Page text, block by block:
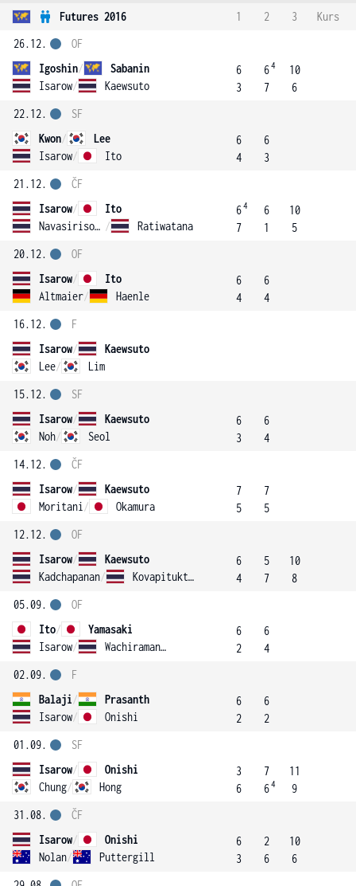
Futures 2016 1 2 3
Kurs
26.12.
Igoshin/
Sabanin
Isarow/ Kaewsuto
OF
6
3
64
7
10
6
22.12.
Kwon/
Lee
Isarow/ Ito
SF
6
4
6
3
21.12.
Isarow/
Ito
Navasirisomboon / Ratiwatana
ČF
64
7
6
1
10
5
20.12.
Isarow/
Ito
Altmaier/ Haenle
OF
6
4
6
4
16.12.
Isarow/
Kaewsuto
Lee/ Lim
F
15.12.
Isarow/
Kaewsuto
Noh/ Seol
SF
6
3
6
4
14.12.
Isarow/
Kaewsuto
Moritani / Okamura
ČF
7
5
7
5
12.12.
Isarow/
Kaewsuto
Kadchapanan/ Kovapitukted
OF
6
4
5
7
10
8
05.09.
Ito/
Yamasaki
Isarow/ Wachiramanowong
OF
6
2
6
4
02.09.
Balaji/
Prasanth
Isarow/ Onishi
F
6
2
6
2
01.09.
Isarow/
Onishi
Chung/ Hong
SF
3
6
7
64
11
9
31.08.
Isarow/
Onishi
Nolan/ Puttergill
ČF
6
3
2
6
10
6